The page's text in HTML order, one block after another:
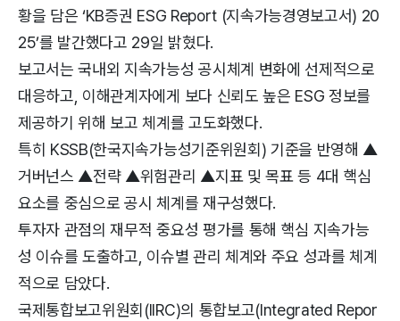
황을 담은 ‘KB증권 ESG Report (지속가능경영보고서) 20
25’를 발간했다고 29일 밝혔다.
보고서는 국내외 지속가능성 공시체계 변화에 선제적으로
대응하고, 이해관계자에게 보다 신뢰도 높은 ESG 정보를
제공하기 위해 보고 체계를 고도화했다.
특히 KSSB(한국지속가능성기준위원회) 기준을 반영해 ▲
거버넌스 ▲전략 ▲위험관리 ▲지표 및 목표 등 4대 핵심
요소를 중심으로 공시 체계를 재구성했다.
투자자 관점의 재무적 중요성 평가를 통해 핵심 지속가능
성 이슈를 도출하고, 이슈별 관리 체계와 주요 성과를 체계
적으로 담았다.
국제통합보고위원회(IIRC)의 통합보고(Integrated Repor